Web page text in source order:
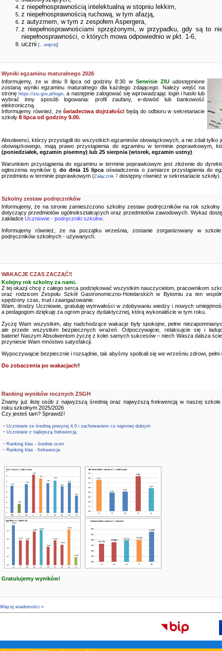
z niepełnosprawnością intelektualną w stopniu lekkim,
z niepełnosprawnością ruchową, w tym afazją,
z autyzmem, w tym z zespołem Aspergera,
z niepełnosprawnościami sprzężonymi, w przypadku, gdy są to
niepełnosprawności, o których mowa odpowiednio w pkt. 1-6,
uczni [...więcej]
Wyniki egzaminu maturalnego 2026
Informujemy, że w dniu 8 lipca od godziny 8:30 w Serwisie ZIU udostępnione
zostaną wyniki egzaminu maturalnego dla każdego zdającego. Należy wejść na
stronęhttps://ziu.gov.pl/login, a następnie zalogować się wprowadzając login i hasło lub
wybrać inny sposób logowania: profil zaufany, e-dowód lub bankowość
elektroniczną.
Informujemy również, żeświadectwa dojrzałości będą do odbioru w sekretariacie
szkoły 8 lipca od godziny 9.00.
Absolwenci, którzy przystąpili do wszystkich egzaminów obowiązkowych, a nie zdali tylko
obowiązkowego, mają prawo przystąpienia do egzaminu w terminie poprawkowym,
(poniedziałek, egzamin pisemny) lub 25 sierpnia (wtorek, egzamin ustny)
Warunkiem przystąpienia do egzaminu w terminie poprawkowym jest złożenie do
ogłoszenia wyników tj.do dnia 15 lipca oświadczenia o zamiarze przystąpienia do
przedmiotu w terminie poprawkowym (Załącznik 7 dostępny również w sekretariacie szkoły).
Szkolny zestaw podręczników
Informujemy, że na stronie zamieszczono szkolny zestaw podręczników na rok szkolny
dotyczący przedmiotów ogólnokształcących oraz przedmiotów zawodowych. Wykaz
zakładce Uczniowie - podręczniki szkolne
Informujemy również, że na początku września, zostanie zorganizowany w
podręczników szkolnych - używanych.
WAKACJE CZAS ZACZĄĆ‼️
Kolejny rok szkolny za nami.
Z tej okazji chcę z całego serca podziękować wszystkim nauczycielom, pracownikom
oraz rodzicom Zespołu Szkół Gastronomiczno-Hotelarskich w Bytomiu za ten
spędzony czas, trud i zaangażowanie.
Wam, drodzy Uczniowie, gratuluję wytrwałości w zdobywaniu wiedzy i nowych
a pedagogom dziękuję za ogrom pracy dydaktycznej, którą wykonaliście w tym roku.
Życzę Wam wszystkim, aby nadchodzące wakacje były spokojne, pełne
ale przede wszystkim bezpiecznych wrażeń. Odpoczywajcie, relaksujcie się i
baterie! Naszym Absolwentom życzę z kolei samych sukcesów – niech Wasza dalsza
przyniesie Wam mnóstwo satysfakcji.
Wypoczywajcie bezpiecznie i rozsądnie, tak abyśmy spotkali się we wrześniu zdrowi, pełni
Do zobaczenia po wakacjach‼️
Ranking wyników rocznych ZSGH
Znamy już listę osób z najwyższą średnią oraz najwyższą frekwencją w naszej szkole
roku szkolnym 2025/2026
Czy jesteś tam? Sprawdź!
- Uczniowie ze średnią powyżej 4,0 i zachowaniem co najmniej dobrym
- Uczniowie z najlepszą frekwencją
- Ranking klas - średnie ocen
- Ranking klas - frekwencja
Gratulujemy wyników!
Więcej wiadomości »